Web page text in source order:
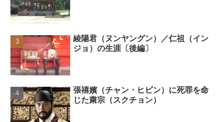
綾陽君（ヌンヤングン）／仁祖（イン
ジョ）の生涯〔後編〕
張禧嬪（チャン・ヒビン）に死罪を命
じた粛宗（スクチョン）